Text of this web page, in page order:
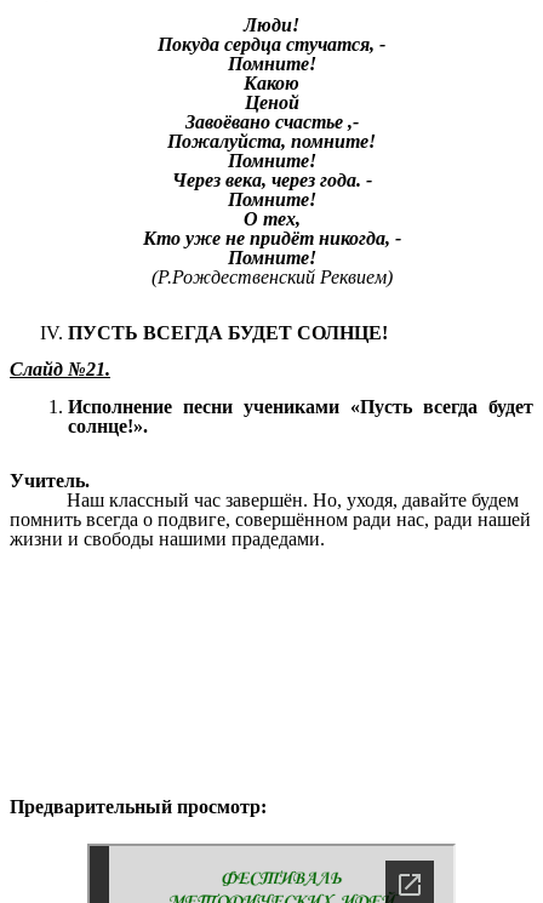
Люди!
Покуда сердца стучатся, -
Помните!
Какою
Ценой
Завоёвано счастье ,-
Пожалуйста, помните!
Помните!
Через века, через года. -
Помните!
О тех,
Кто уже не придёт никогда, -
Помните!
(Р.Рождественский Реквием)
ПУСТЬ ВСЕГДА БУДЕТ СОЛНЦЕ!
Слайд №21.
Исполнение песни учениками «Пусть всегда будет
солнце!».
Учитель.
Наш классный час завершён. Но, уходя, давайте будем
помнить всегда о подвиге, совершённом ради нас, ради нашей
жизни и свободы нашими прадедами.
Предварительный просмотр: